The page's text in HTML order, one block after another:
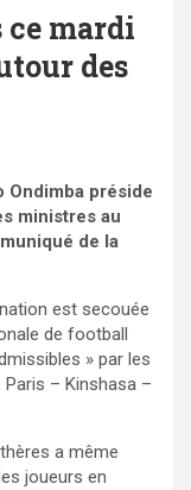
ce mardi
des
Ondimba préside
ministres au
de la
est secouée
de football
» par les
– Kinshasa –
a même
joueurs en